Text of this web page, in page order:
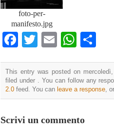
foto-per-
manifesto.jpg
Facebook
TwitterEmail
This entry was posted on
filed under . You can follow any
2.0 feed. You can leave a response,
Scrivi un commento